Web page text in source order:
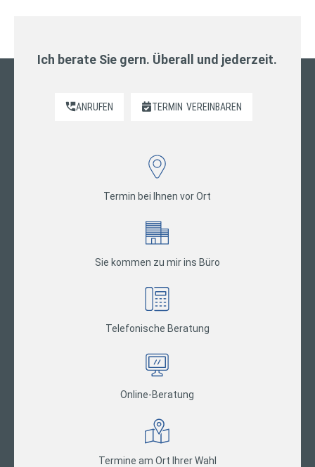
Ich berate Sie gern. Überall und jederzeit.
ANRUFEN TERMIN VEREINBAREN
Termin bei Ihnen vor Ort
Sie kommen zu mir ins Büro
Telefonische Beratung
Online-Beratung
Termine am Ort Ihrer Wahl